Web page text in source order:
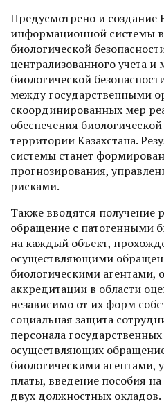
Предусмотрено и создание
информационной системы в
биологической
централизованного учета
биологической
между государственными
скоординированных мер
обеспечения
территории Казахстана.
системы станет
прогнозирования,
рисками.
Также вводятся получение
обращение с патогенными
на каждый объект,
осуществляющими
биологическими агентами,
аккредитации в области
независимо от их форм
социальная защита
персонала
осуществляющих
биологическими агентами,
платы, введение пособия
двух должностных окладов.